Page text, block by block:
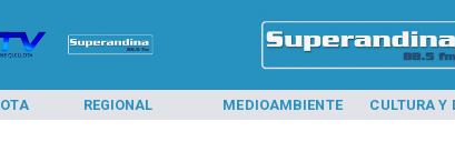
REGIONAL MEDIOAMBIENTE CULTURA Y